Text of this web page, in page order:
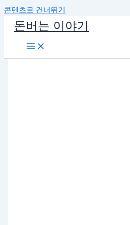
콘텐츠로 건너뛰기
돈버는 이야기